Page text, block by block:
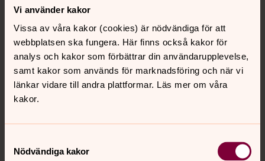
Vi använder kakor
Vissa av våra kakor (cookies) är nödvändiga för att
webbplatsen ska fungera. Här finns också kakor för
analys och kakor som förbättrar din användarupplevelse,
samt kakor som används för marknadsföring och när vi
länkar vidare till andra plattformar. Läs mer om våra
kakor.
Nödvändiga kakor
Kontakt
Kalender
Hitta snabbt